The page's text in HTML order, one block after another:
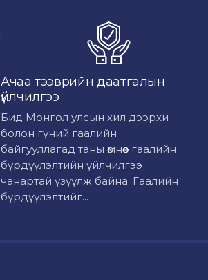
Ачаа тээврийн даатгалын
үйлчилгээ
Бид Монгол улсын хил дээрхи
болон гүний гаалийн
байгууллагад таны өмнөөс гаалийн
бүрдүүлэлтийн үйлчилгээ
чанартай үзүүлж байна. Гаалийн
бүрдүүлэлтийг...